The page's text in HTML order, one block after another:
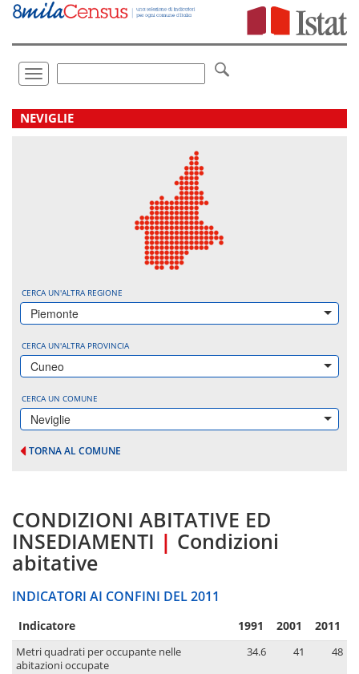
Vai
direttamente
Toggle
navigation
.
NEVIGLIE
CERCA UN'ALTRA REGIONE
Piemonte
CERCA UN'ALTRA PROVINCIA
Cuneo
CERCA UN COMUNE
Neviglie
TORNA AL COMUNE
CONDIZIONI ABITATIVE ED
INSEDIAMENTI | Condizioni
abitative
INDICATORI AI CONFINI DEL 2011
Indicatore 1991 2001 2011
Metri quadrati per occupante nelle
abitazioni occupate
34.6 41 48